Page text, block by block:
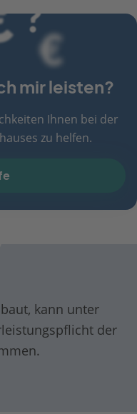
mir leisten?
Ihnen bei der
zu helfen.
kann unter
der